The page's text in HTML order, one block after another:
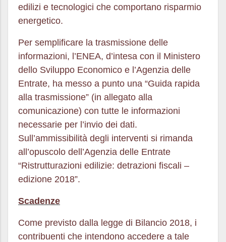
edilizi e tecnologici che comportano risparmio
energetico.
Per semplificare la trasmissione delle
informazioni, l’ENEA, d’intesa con il Ministero
dello Sviluppo Economico e l’Agenzia delle
Entrate, ha messo a punto una “Guida rapida
alla trasmissione” (in allegato alla
comunicazione) con tutte le informazioni
necessarie per l’invio dei dati.
Sull’ammissibilità degli interventi si rimanda
all’opuscolo dell’Agenzia delle Entrate
“Ristrutturazioni edilizie: detrazioni fiscali –
edizione 2018”.
Scadenze
Come previsto dalla legge di Bilancio 2018, i
contribuenti che intendono accedere a tale